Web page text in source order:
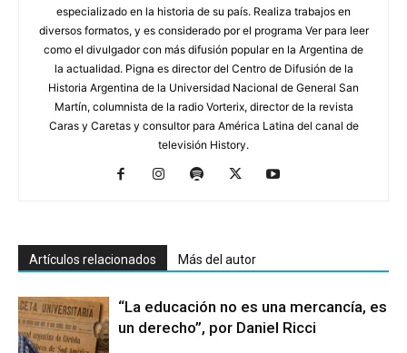
especializado en la historia de su país. Realiza trabajos en
diversos formatos, y es considerado por el programa Ver para leer
como el divulgador con más difusión popular en la Argentina de
la actualidad. Pigna es director del Centro de Difusión de la
Historia Argentina de la Universidad Nacional de General San
Martín, columnista de la radio Vorterix, director de la revista
Caras y Caretas y consultor para América Latina del canal de
televisión History.
Artículos relacionados Más del autor
“La educación no es una mercancía, es
un derecho”, por Daniel Ricci